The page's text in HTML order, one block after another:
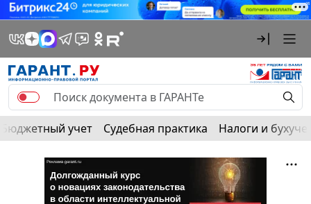
Бюджетный учет Судебная практика Налоги и